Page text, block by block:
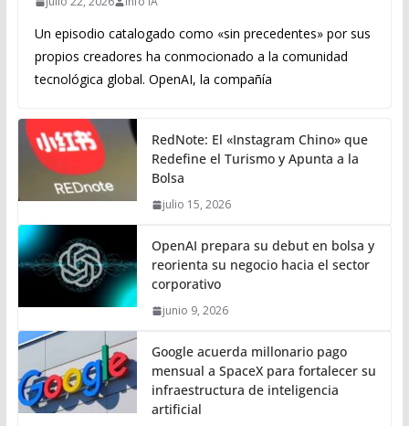
Un episodio catalogado como «sin precedentes» por sus
propios creadores ha conmocionado a la comunidad
tecnológica global. OpenAI, la compañía
RedNote: El «Instagram Chino» que
Redefine el Turismo y Apunta a la
Bolsa
julio 15, 2026
OpenAI prepara su debut en bolsa y
reorienta su negocio hacia el sector
corporativo
junio 9, 2026
Google acuerda millonario pago
mensual a SpaceX para fortalecer su
infraestructura de inteligencia
artificial